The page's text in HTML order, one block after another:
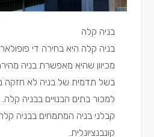
בניה קלה
בניה קלה היא בחירה די
מכיוון שהיא מאפשרת בניה
בשל תדמית של בניה לא חזקה
למכור בתים הבנויים בבניה
קבלני בניה המתמחים בבניה
קונבנציונלית.